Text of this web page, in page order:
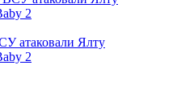
атаковали Ялту
2